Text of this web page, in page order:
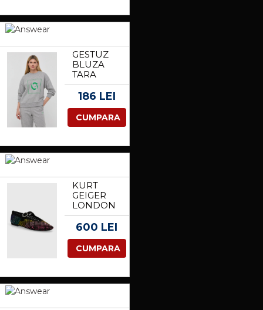
GESTUZ
BLUZA
TARA
FEMEI,
CULOAREA
IMPRIMEU
186 LEI
CUMPARA
KURT
GEIGER
LONDON
BALERINI
DIN PIELE
MAYFAIR
BALLET
CULOAREA
NEGRU,
600 LEI
CUMPARA